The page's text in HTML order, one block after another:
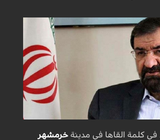
كلمة القاها في مدينة خرمشهر